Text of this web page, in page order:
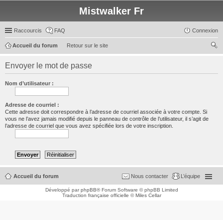
Mistwalker Fr
Raccourcis FAQ Connexion
Retour sur le site
Accueil du forum
Envoyer le mot de passe
Nom d’utilisateur :
Adresse de courriel :
Cette adresse doit correspondre à l’adresse de courriel associée à votre compte. Si
vous ne l’avez jamais modifié depuis le panneau de contrôle de l’utilisateur, il s’agit de
l’adresse de courriel que vous avez spécifiée lors de votre inscription.
Accueil du forum L’équipe
Nous contacter
Développé parphpBB® Forum Software © phpBB Limited
Traduction française officielle ©Miles Cellar